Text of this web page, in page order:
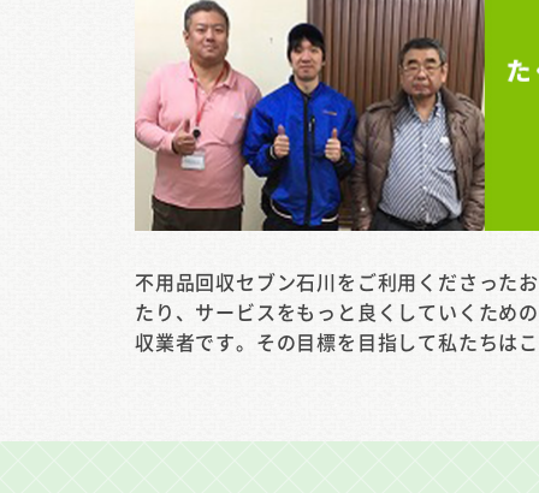
不用品回収セブン石川をご利用くださった
たり、サービスをもっと良くしていくため
収業者です。その目標を目指して私たちは